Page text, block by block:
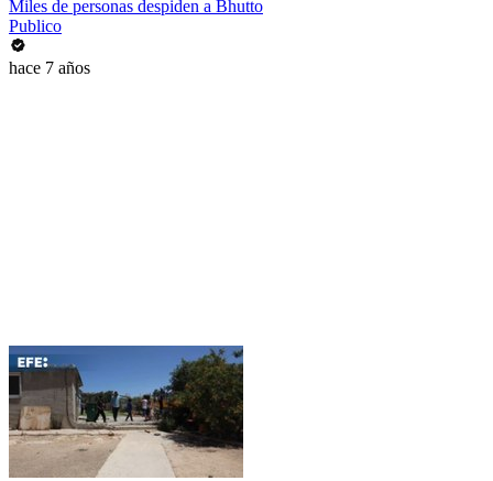
Miles de personas despiden a Bhutto
Publico
hace 7 años